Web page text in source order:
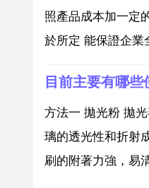
照產品成本加一定
於所定 能保證企業
目前主要有哪些
方法一 拋光粉 拋
璃的透光性和折射
刷的附著力強，易